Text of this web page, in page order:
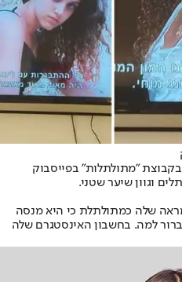
בקבוצת "מתולתלות" בפייסבוק
וגוון שיער שטני.
שלה כמתולתלת כי היא מנסה
למה. בחשבון האינסטגרם שלה